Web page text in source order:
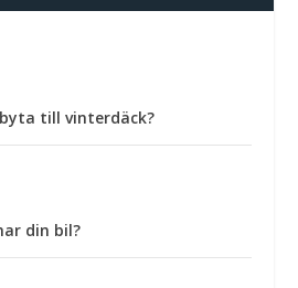
till vinterdäck?
din bil?